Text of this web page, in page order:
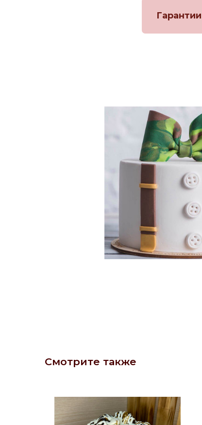
Смотрите также